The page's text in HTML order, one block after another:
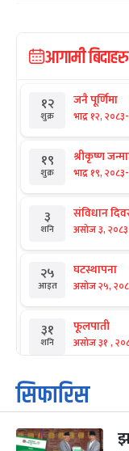
आगामी बिदाहरु
१२
शुक्र
जनै पूर्णिमा
भाद्र १२, २०८३-
१९
शुक्र
श्रीकृष्ण
भाद्र १९, २०८३-
३
शनि
संविधान
असोज ३, २०८३
२५
आइत
घटस्थापना
असोज २५,
३१
शनि
फूलपाती
असोज ३१ ,
१
आइत
कार्तिक
कार्तिक १, २०८३
३ महानवमी
सिफारिस